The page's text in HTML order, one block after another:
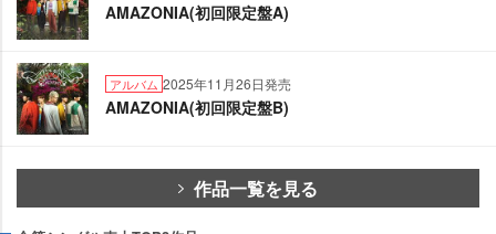
AMAZONIA(初回限定盤A)
アルバム 2025年11月26日発売
AMAZONIA(初回限定盤B)
作品一覧を見る